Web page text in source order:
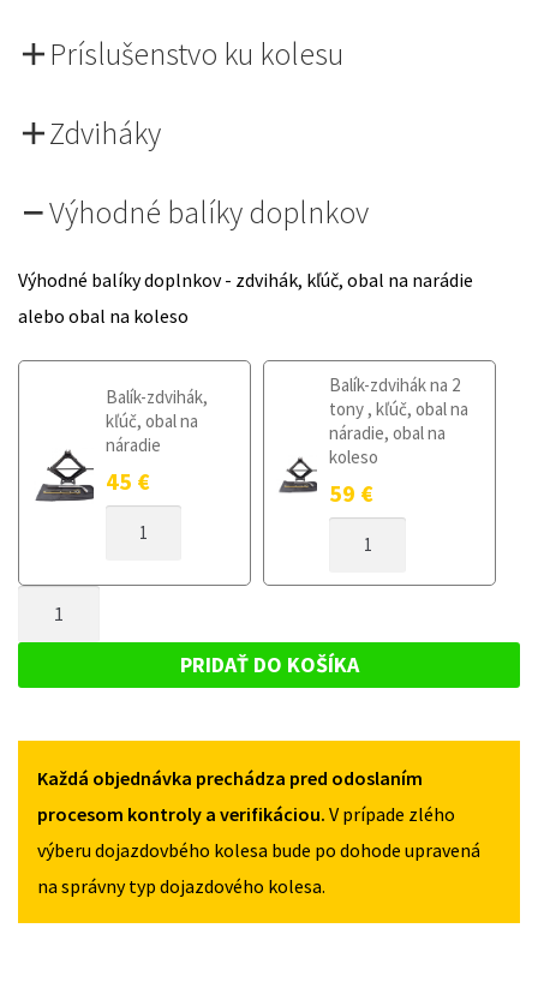
Príslušenstvo ku kolesu
Zdviháky
Výhodné balíky doplnkov
Výhodné balíky doplnkov - zdvihák, kľúč, obal na narádie
alebo obal na koleso
Balík-zdvihák,
kľúč, obal na
náradie
45 €
DOJAZDOVÉ
HYUNDAI
2008-
155/90R17
Balík-zdvihák na 2
tony , kľúč, obal na
náradie, obal na
koleso
59 €
DOJAZDOVÉ
2008-
2012
HYUNDAI
2012
155/90R17
5X114,3
PRIDAŤ DO KOŠÍKA
Každá objednávka prechádza pred odoslaním
procesom kontroly a verifikáciou. V prípade zlého
výberu dojazdovbého kolesa bude po dohode upravená
na správny typ dojazdového kolesa.